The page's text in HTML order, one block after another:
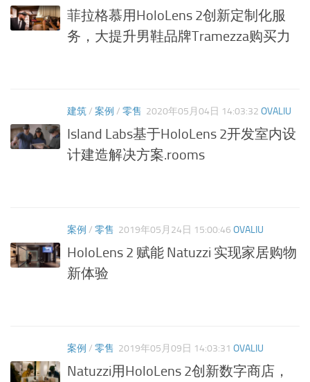
菲拉格慕用HoloLens 2创新定制化服
务，大提升男鞋品牌Tramezza购买力
建筑/ 案例 / 零售 2020年05月04日 14:03:32 OVALIU
Island Labs基于HoloLens 2开发室内设
计建造解决方案.rooms
案例 / 零售 2019年05月24日 15:00:46 OVALIU
HoloLens 2 赋能 Natuzzi 实现家居购物
新体验
案例 / 零售 2019年05月09日 14:03:31 OVALIU
Natuzzi用HoloLens 2创新数字商店，